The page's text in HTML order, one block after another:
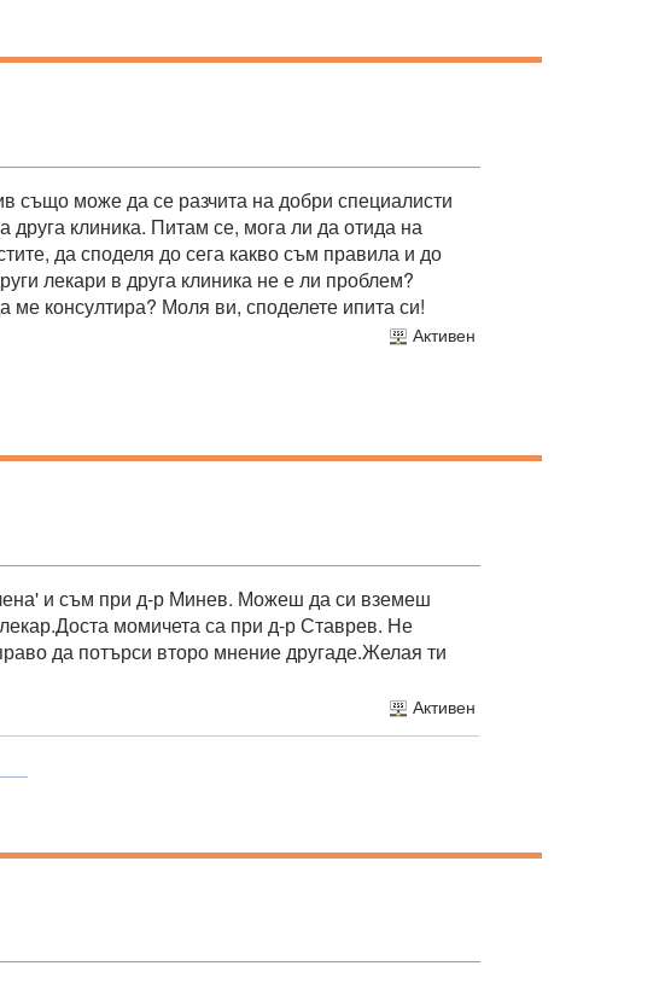
също може да се разчита на добри специалисти
друга клиника. Питам се, мога ли да отида на
да споделя до сега какво съм правила и до
лекари в друга клиника не е ли проблем?
ме консултира? Моля ви, споделете ипита си!
Активен
и съм при д-р Минев. Можеш да си вземеш
момичета са при д-р Ставрев. Не
да потърси второ мнение другаде.Желая ти
Активен